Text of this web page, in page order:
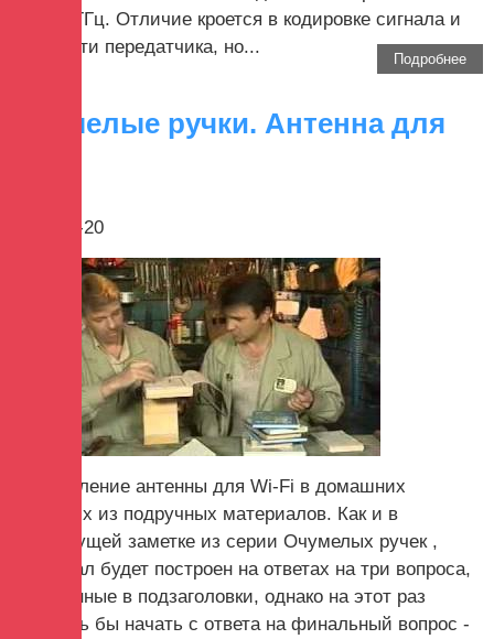
2.4-2.7 ГГц. Отличие кроется в кодировке сигнала и
мощности передатчика, но...
Подробнее
Очумелые ручки. Антенна для
2017-12-20
Изготовление антенны для Wi-Fi в домашних
условиях из подручных материалов. Как и в
предыдущей заметке из серии Очумелых ручек ,
материал будет построен на ответах на три вопроса,
вынесенные в подзаголовки, однако на этот раз
хотелось бы начать с ответа на финальный вопрос -